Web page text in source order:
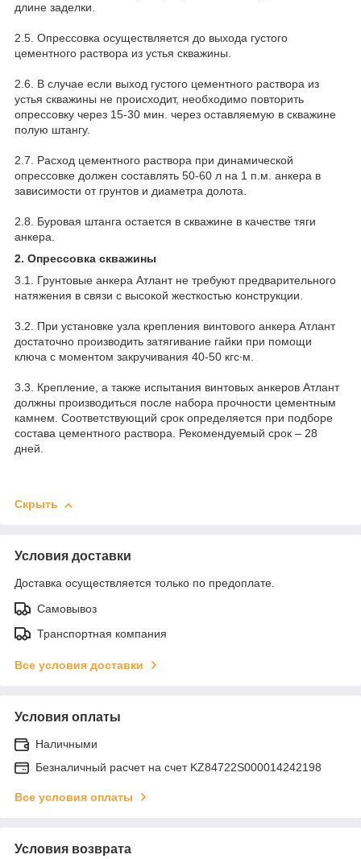
длине заделки.
2.5. Опрессовка осуществляется до выхода густого
цементного раствора из устья скважины.
2.6. В случае если выход густого цементного раствора из
устья скважины не происходит, необходимо повторить
опрессовку через 15-30 мин. через оставляемую в скважине
полую штангу.
2.7. Расход цементного раствора при динамической
опрессовке должен составлять 50-60 л на 1 п.м. анкера в
зависимости от грунтов и диаметра долота.
2.8. Буровая штанга остается в скважине в качестве тяги
анкера.
2. Опрессовка скважины
3.1. Грунтовые анкера Атлант не требуют предварительного
натяжения в связи с высокой жесткостью конструкции.
3.2. При установке узла крепления винтового анкера Атлант
достаточно производить затягивание гайки при помощи
ключа с моментом закручивания 40-50 кгс∙м.
3.3. Крепление, а также испытания винтовых анкеров Атлант
должны производиться после набора прочности цементным
камнем. Соответствующий срок определяется при подборе
состава цементного раствора. Рекомендуемый срок – 28
дней.
Скрыть
Условия доставки
Доставка осуществляется только по предоплате.
Самовывоз
Транспортная компания
Все условия доставки
Условия оплаты
Наличными
Безналичный расчет на счет KZ84722S000014242198
Все условия оплаты
Условия возврата